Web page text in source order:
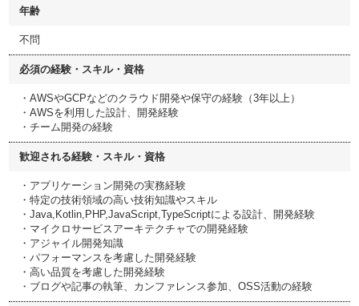
年齢
不問
必須の経験・スキル・資格
・AWSやGCPなどのクラウド開発や保守の経験（3年以上）
・AWSを利用した設計、開発経験
・チーム開発の経験
歓迎される経験・スキル・資格
・アプリケーション開発の実務経験
・特定の技術領域の高い技術知識やスキル
・Java,Kotlin,PHP,JavaScript,TypeScriptによる設計、開発経験
・マイクロサービスアーキテクチャでの開発経験
・アジャイル開発知識
・パフォーマンスを考慮した開発経験
・高い品質を考慮した開発経験
・ブログや記事の執筆、カンファレンス参加、OSS活動の経験